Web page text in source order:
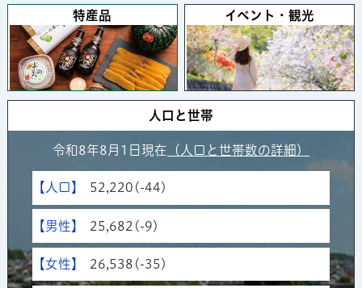
特産品 イベント・観光
人口と世帯
令和8年8月1日現在 （人口と世帯数の詳細）
【人口】 52,220(-44)
【男性】 25,682(-9)
【女性】 26,538(-35)